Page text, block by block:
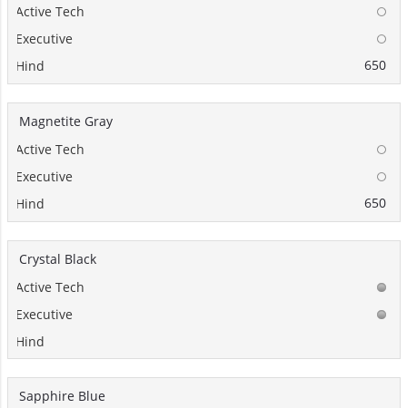
650
Magnetite Gray
650
Crystal Black
Sapphire Blue